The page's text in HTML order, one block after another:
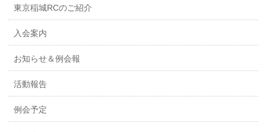
東京稲城RCのご紹介
入会案内
お知らせ＆例会報
活動報告
例会予定